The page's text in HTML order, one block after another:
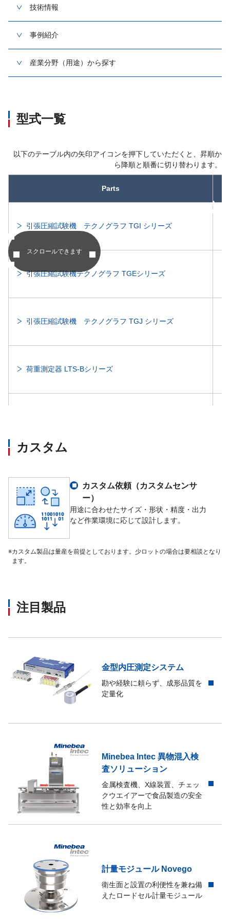
技術情報
事例紹介
産業分野（用途）から探す
型式一覧
以下のテーブル内の矢印アイコンを押下していただくと、昇順か
ら降順と順番に切り替わります。
スクロールできます
Parts
引張圧縮試験機 テクノグラフ TGI シリーズ
引張圧縮試験機テクノグラフ TGEシリーズ
引張圧縮試験機 テクノグラフ TGJ シリーズ
荷重測定器 LTS-Bシリーズ
荷重測定器用データ処理ソフトウェア（SRシリーズ）
カスタム
カスタム依頼（カスタムセンサ
ー）
用途に合わせたサイズ・形状・精度・出力
など作業環境に応じて設計します。
※カスタム製品は量産を前提としております。少ロットの場合は要相談となり
ます。
注目製品
金型内圧測定システム
勘や経験に頼らず、成形品質を
定量化
Minebea Intec 異物混入検
査ソリューション
金属検査機、X線装置、チェッ
クウエイアーで食品製造の安全
性と効率を向上
計量モジュール Novego
衛生面と設置の利便性を兼ね備
えたロードセル計量モジュール